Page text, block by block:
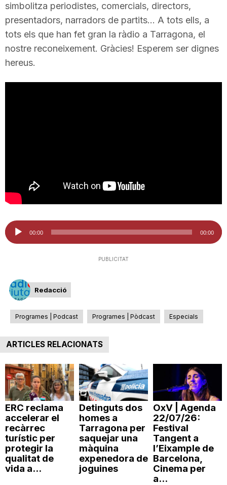
simbolitza periodistes, comercials, directors,
presentadors, narradors de partits… A tots ells, a
tots els que han fet gran la ràdio a Tarragona, el
nostre reconeixement. Gràcies! Esperem ser dignes
hereus.
Reproductor
d'àudio
00:00 00:00
PUBLICITAT
Redacció
Programes | Podcast Programes | Pòdcast Especials
ARTICLES RELACIONATS
ERC reclama
accelerar el
recàrrec
turístic per
protegir la
qualitat de
vida a...
Detinguts dos
homes a
Tarragona per
saquejar una
màquina
expenedora de
joguines
OxV | Agenda
22/07/26:
Festival
Tangent a
l’Eixample de
Barcelona,
Cinema per
a...